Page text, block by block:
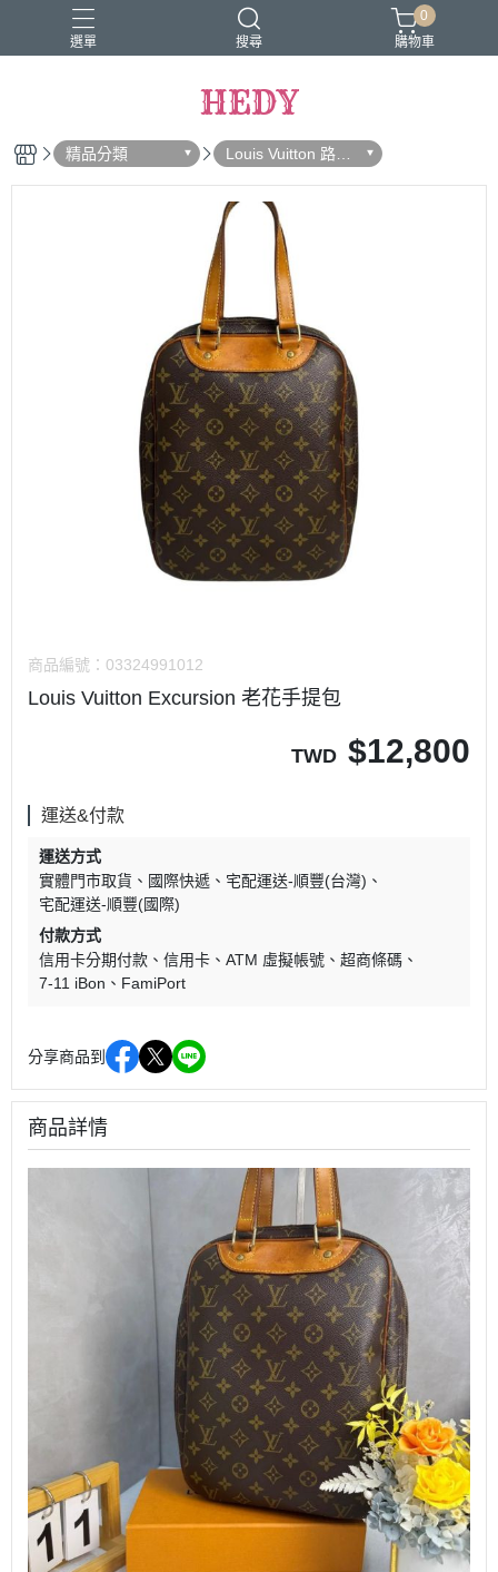
選單 搜尋
0
購物車
HEDY
精品分類
Louis Vuitton 路易
威登
商品編號： 03324991012
Louis Vuitton Excursion 老花手提包
TWD $12,800
運送&付款
運送方式
實體門市取貨
國際快遞
宅配運送-順豐(台灣)
宅配運送-順豐(國際)
付款方式
信用卡分期付款
信用卡 ATM 虛擬帳號
超商條碼
7-11 iBon
FamiPort
分享商品到
商品詳情